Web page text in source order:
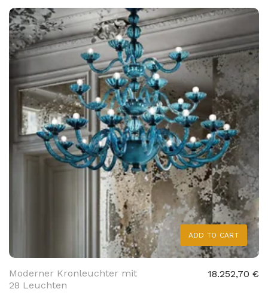
ADD TO CART
Moderner Kronleuchter mit
28 Leuchten
18.252,70 €